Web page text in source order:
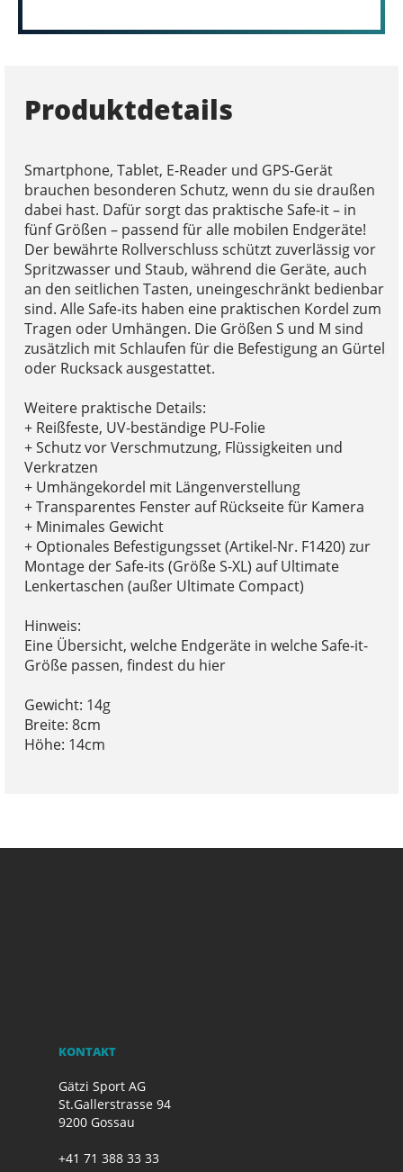
Produktdetails
Smartphone, Tablet, E-Reader und GPS-Gerät
brauchen besonderen Schutz, wenn du sie draußen
dabei hast. Dafür sorgt das praktische Safe-it – in
fünf Größen – passend für alle mobilen Endgeräte!
Der bewährte Rollverschluss schützt zuverlässig vor
Spritzwasser und Staub, während die Geräte, auch
an den seitlichen Tasten, uneingeschränkt bedienbar
sind. Alle Safe-its haben eine praktischen Kordel zum
Tragen oder Umhängen. Die Größen S und M sind
zusätzlich mit Schlaufen für die Befestigung an Gürtel
oder Rucksack ausgestattet.
Weitere praktische Details:
+ Reißfeste, UV-beständige PU-Folie
+ Schutz vor Verschmutzung, Flüssigkeiten und
Verkratzen
+ Umhängekordel mit Längenverstellung
+ Transparentes Fenster auf Rückseite für Kamera
+ Minimales Gewicht
+ Optionales Befestigungsset (Artikel-Nr. F1420) zur
Montage der Safe-its (Größe S-XL) auf Ultimate
Lenkertaschen (außer Ultimate Compact)
Hinweis:
Eine Übersicht, welche Endgeräte in welche Safe-it-
Größe passen, findest du hier
Gewicht: 14g
Breite: 8cm
Höhe: 14cm
KONTAKT
Gätzi Sport AG
St.Gallerstrasse 94
9200 Gossau
+41 71 388 33 33